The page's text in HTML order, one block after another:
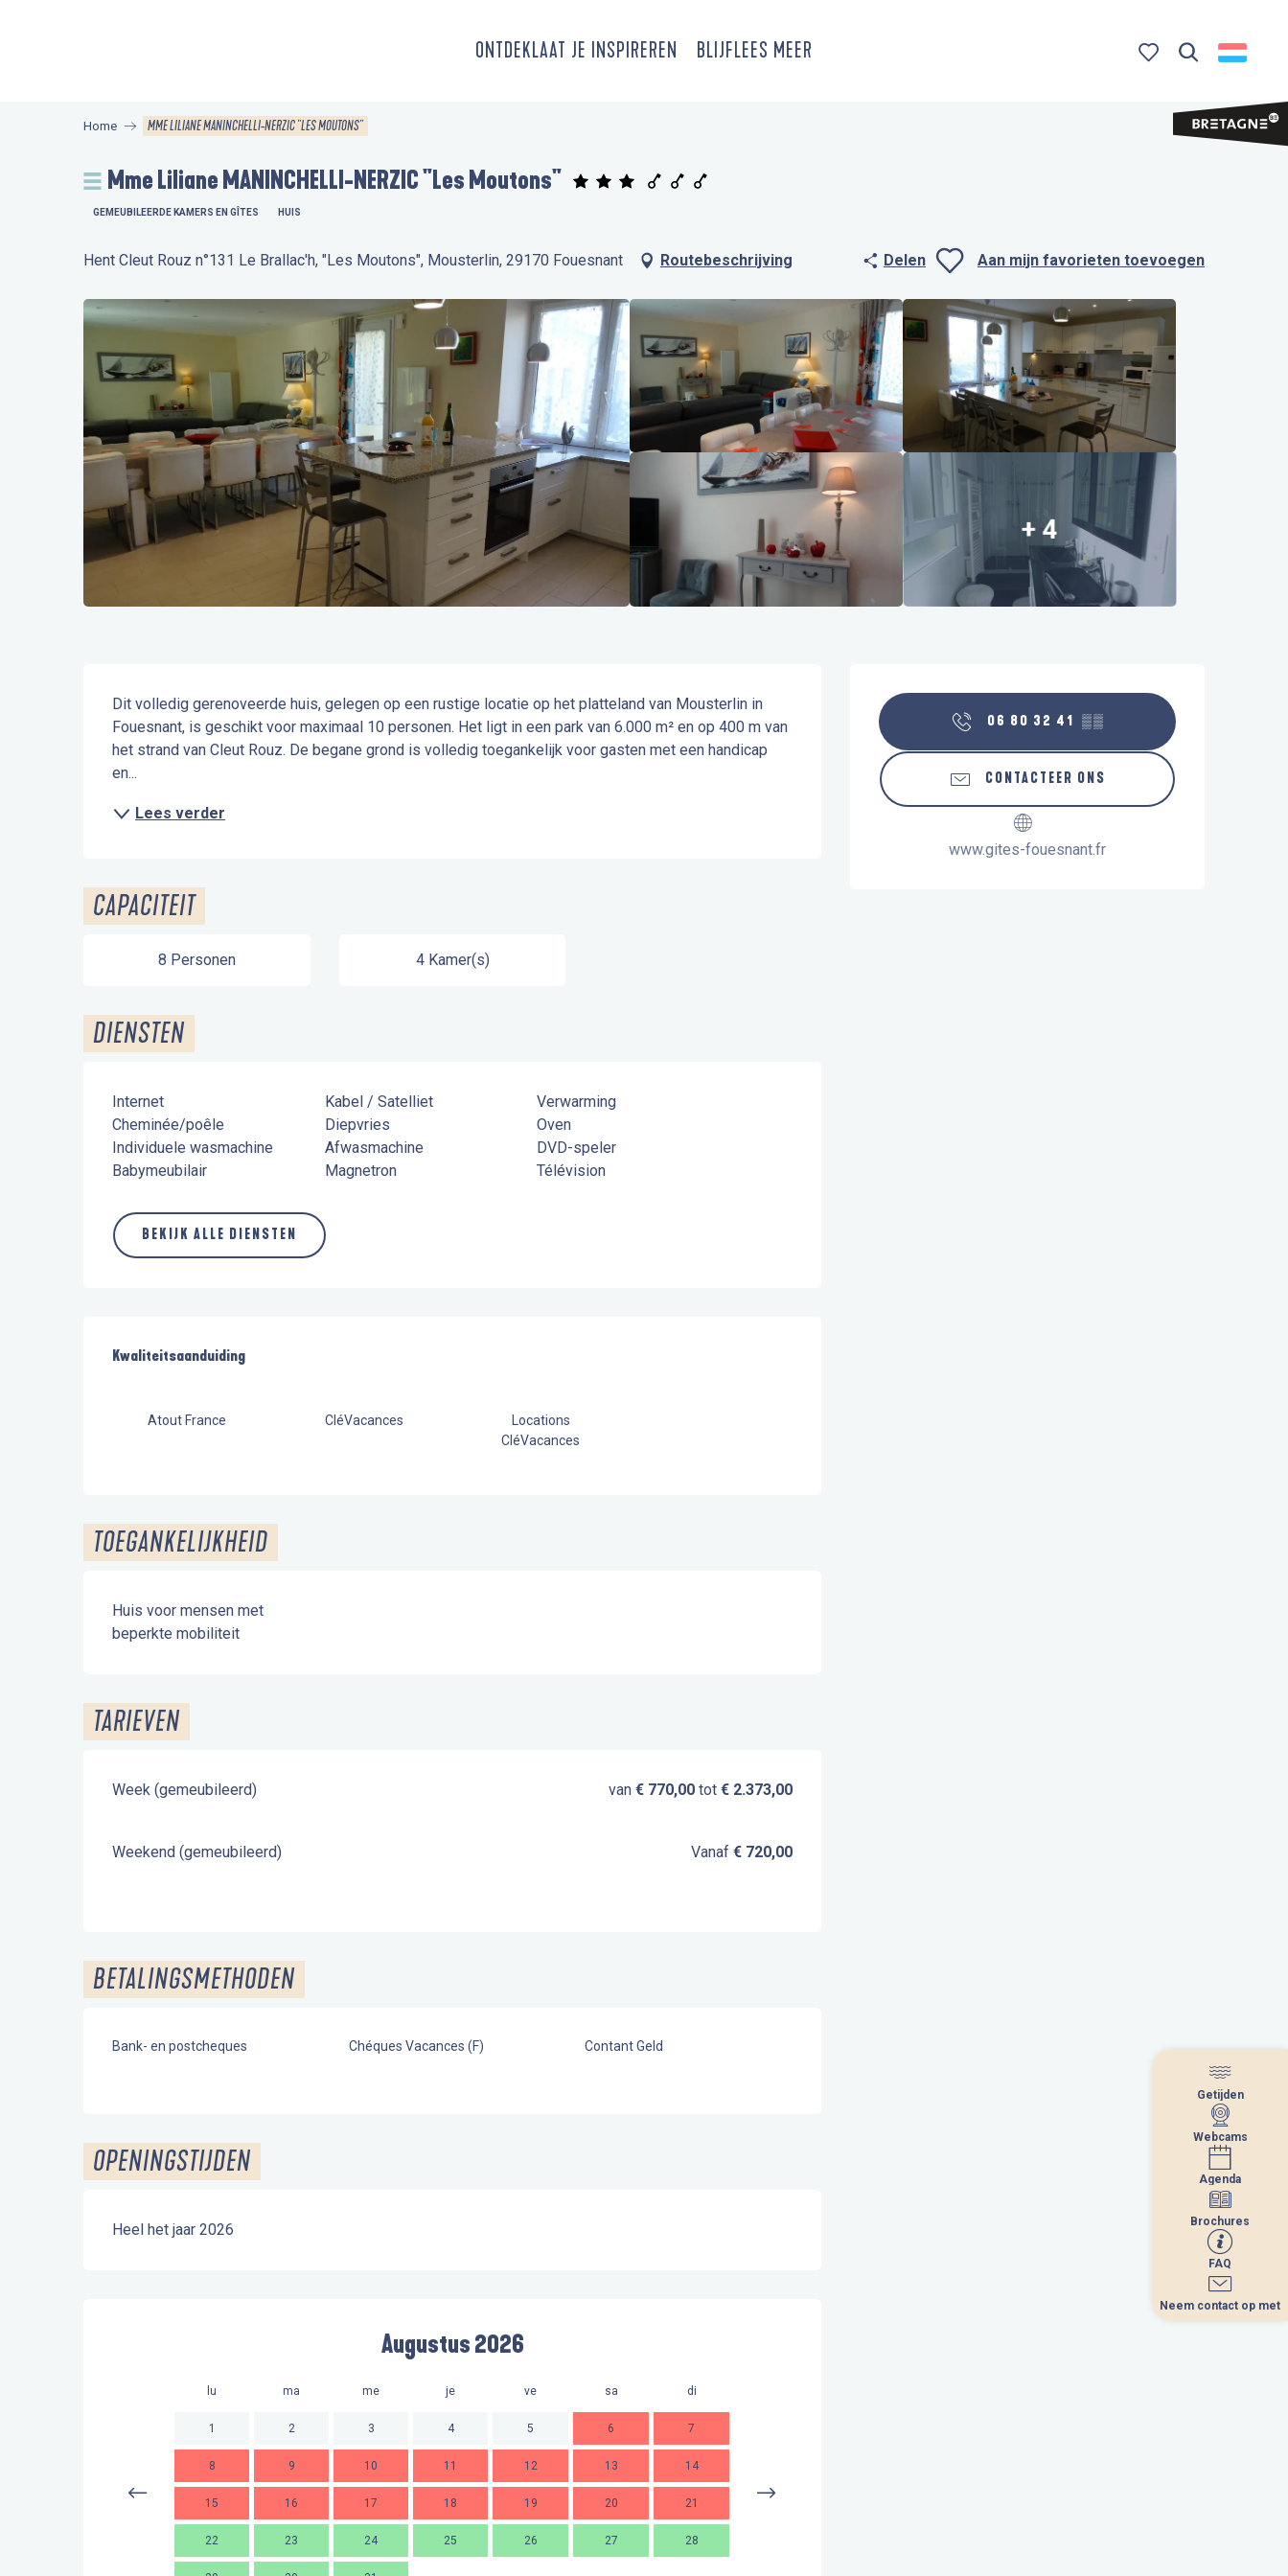
ONTDEKLAAT JE INSPIREREN BLIJFLEES MEER
Getijden
Webcams
Agenda
Brochures
FAQ
Neem contact op met
Home MME LILIANE MANINCHELLI-NERZIC "LES MOUTONS"
Mme Liliane MANINCHELLI-NERZIC "Les Moutons"
GEMEUBILEERDE KAMERS EN GÎTES HUIS
Hent Cleut Rouz n°131 Le Brallac'h, "Les Moutons", Mousterlin, 29170 Fouesnant Routebeschrijving Delen
Ajouter aux
Aan mijn favorieten toevoegen
+ 4
Openingstijden en
06 80 32 41 ▒▒
CONTACTEER ONS
www.gites-fouesnant.fr
Beschrijving
Dit volledig gerenoveerde huis, gelegen op een rustige locatie op het platteland van Mousterlin in
Fouesnant, is geschikt voor maximaal 10 personen. Het ligt in een park van 6.000 m² en op 400 m van
het strand van Cleut Rouz. De begane grond is volledig toegankelijk voor gasten met een handicap
en...
Lees verder
CAPACITEIT
8 Personen 4 Kamer(s)
DIENSTEN
Internet Kabel / Satelliet
Verwarming
Cheminée/poêle
Diepvries
Oven
Individuele wasmachine
Afwasmachine
DVD-speler
Babymeubilair
Magnetron Télévision
BEKIJK ALLE DIENSTEN
Dienstverlening
Kwaliteitsaanduiding
Kwaliteitsaanduiding
Atout France CléVacances
Locations
CléVacances
TOEGANKELIJKHEID
Huis voor mensen met
beperkte mobiliteit
TARIEVEN
Week (gemeubileerd) van€ 770,00 tot€ 2.373,00
Weekend (gemeubileerd) Vanaf€ 720,00
BETALINGSMETHODEN
Bank- en postcheques Chéques Vacances (F) Contant Geld
OPENINGSTIJDEN
Heel het jaar 2026
Augustus 2026
lu ma me je ve sa di
1 2 3 4 5 6 7
8 9 10 11 12 13 14
15 16 17 18 19 20 21
22 23 24 25 26 27 28